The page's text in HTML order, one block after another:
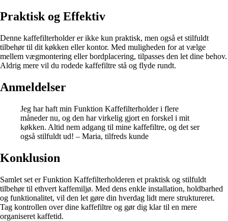
Praktisk og Effektiv
Denne kaffefilterholder er ikke kun praktisk, men også et stilfuldt
tilbehør til dit køkken eller kontor. Med muligheden for at vælge
mellem vægmontering eller bordplacering, tilpasses den let dine behov.
Aldrig mere vil du rodede kaffefiltre stå og flyde rundt.
Anmeldelser
Jeg har haft min Funktion Kaffefilterholder i flere
måneder nu, og den har virkelig gjort en forskel i mit
køkken. Altid nem adgang til mine kaffefiltre, og det ser
også stilfuldt ud! – Maria, tilfreds kunde
Konklusion
Samlet set er Funktion Kaffefilterholderen et praktisk og stilfuldt
tilbehør til ethvert kaffemiljø. Med dens enkle installation, holdbarhed
og funktionalitet, vil den let gøre din hverdag lidt mere struktureret.
Tag kontrollen over dine kaffefiltre og gør dig klar til en mere
organiseret kaffetid.